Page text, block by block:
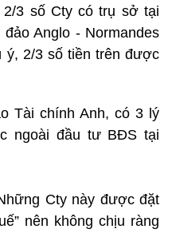
2/3 số Cty có trụ sở tại
Anglo - Normandes
ý, 2/3 số tiền trên được
Tài chính Anh, có 3 lý
ngoài đầu tư BĐS tại
Cty này được đặt
nên không chịu ràng